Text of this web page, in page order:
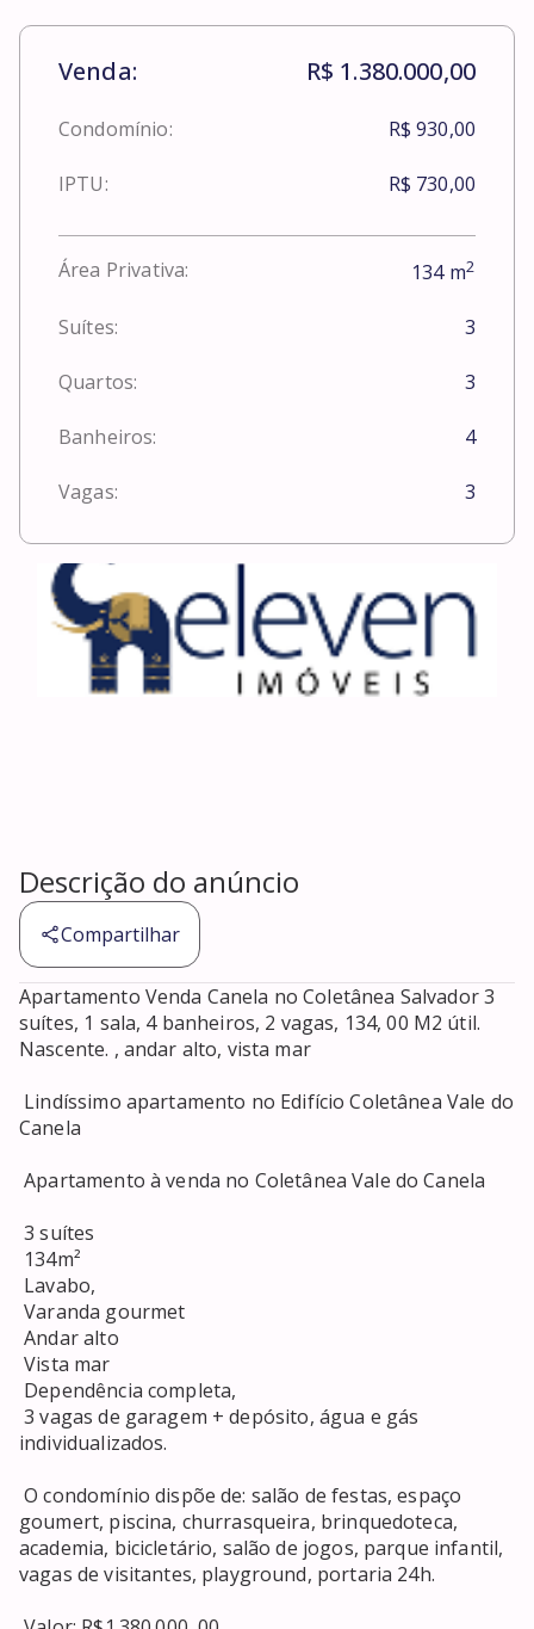
Venda: R$ 1.380.000,00
Condomínio: R$ 930,00
IPTU: R$ 730,00
Área Privativa: 134m2
Suítes: 3
Quartos: 3
Banheiros: 4
Vagas: 3
Descrição do anúncio
Compartilhar
Apartamento Venda Canela no Coletânea Salvador 3
suítes, 1 sala, 4 banheiros, 2 vagas, 134, 00 M2 útil.
Nascente. , andar alto, vista mar
Canela
Apartamento à venda no Coletânea Vale do Canela
3 suítes
Varanda gourmet
Andar alto
Vista mar
3 vagas de garagem + depósito, água e gás
individualizados.
O condomínio dispõe de: salão de festas, espaço
goumert, piscina, churrasqueira, brinquedoteca,
academia, bicicletário, salão de jogos, parque infantil,
vagas de visitantes, playground, portaria 24h.